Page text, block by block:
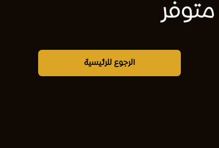
متوفر
الرجوع للرئيسية